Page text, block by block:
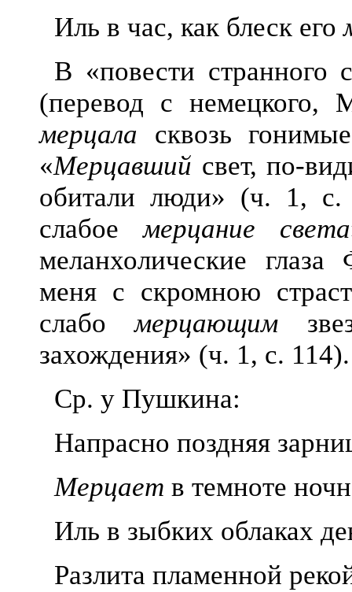
Иль в час, как блеск его
В «повести странного
(перевод с
мерцала сквозь
«Мерцавший свет, по-
обитали люди» (ч. 1,
слабоемерцание света
меланхолические
меня с скромною
слабомерцающим
захождения» (ч. 1, с. 114).
Ср. у Пушкина:
Напрасно поздняя
Мерцает в темноте
Иль в зыбких облаках
Разлита пламенной